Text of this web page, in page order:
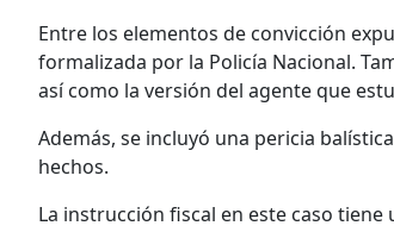
Entre los elementos de convicción
formalizada por la Policía Nacional.
así como la versión del agente que
Además, se incluyó una pericia
hechos.
La instrucción fiscal en este caso